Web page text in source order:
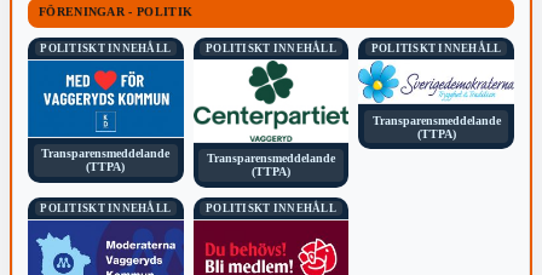
FÖRENINGAR - POLITIK
POLITISKT INNEHÅLL
Transparensmeddelande
(TTPA)
POLITISKT INNEHÅLL
Transparensmeddelande
(TTPA)
POLITISKT INNEHÅLL
Transparensmeddelande
(TTPA)
POLITISKT INNEHÅLL POLITISKT INNEHÅLL